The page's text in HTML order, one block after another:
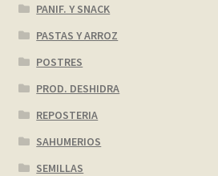
PANIF. Y SNACK
PASTAS Y ARROZ
POSTRES
PROD. DESHIDRA
REPOSTERIA
SAHUMERIOS
SEMILLAS